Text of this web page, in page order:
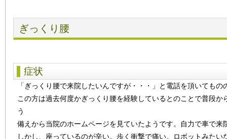
ぎっくり腰
症状
「ぎっくり腰で来院したいんですが・・・」と電話を頂いても
この方は過去何度かぎっくり腰を経験しているとのことで普段
う
備えから当院のホームページを見ていたようです。自力で車で来
しかし、座っているのが辛い。歩く衝撃で痛い。ロボットみたい